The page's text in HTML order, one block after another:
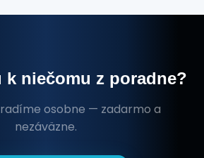
k niečomu z poradne?
osobne — zadarmo a
nezáväzne.